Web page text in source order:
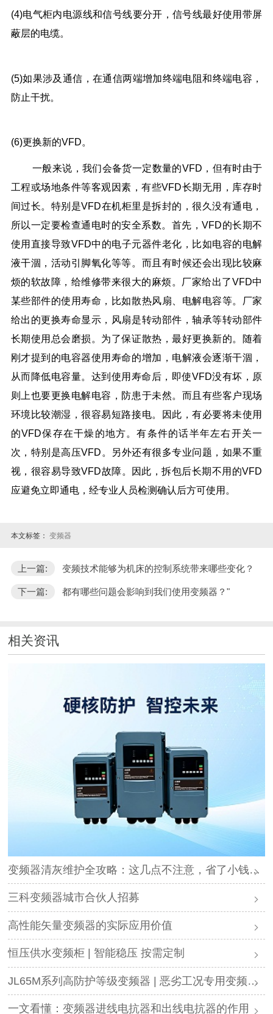
(4)电气柜内电源线和信号线要分开，信号线最好使用带屏
蔽层的电缆。
(5)如果涉及通信，在通信两端增加终端电阻和终端电容，
防止干扰。
(6)更换新的VFD。
一般来说，我们会备货一定数量的VFD，但有时由于
工程或场地条件等客观因素，有些VFD长期无用，库存时
间过长。特别是VFD在机柜里是拆封的，很久没有通电，
所以一定要检查通电时的安全系数。首先，VFD的长期不
使用直接导致VFD中的电子元器件老化，比如电容的电解
液干涸，活动引脚氧化等等。而且有时候还会出现比较麻
烦的软故障，给维修带来很大的麻烦。厂家给出了VFD中
某些部件的使用寿命，比如散热风扇、电解电容等。厂家
给出的更换寿命显示，风扇是转动部件，轴承等转动部件
长期使用总会磨损。为了保证散热，最好更换新的。随着
刚才提到的电容器使用寿命的增加，电解液会逐渐干涸，
从而降低电容量。达到使用寿命后，即使VFD没有坏，原
则上也要更换电解电容，防患于未然。而且有些客户现场
环境比较潮湿，很容易短路接电。因此，有必要将未使用
的VFD保存在干燥的地方。有条件的话半年左右开关一
次，特别是高压VFD。另外还有很多专业问题，如果不重
视，很容易导致VFD故障。因此，拆包后长期不用的VFD
应避免立即通电，经专业人员检测确认后方可使用。
本文标签： 变频器
上一篇: 变频技术能够为机床的控制系统带来哪些变化？
下一篇: 都有哪些问题会影响到我们使用变频器？"
相关资讯
变频器清灰维护全攻略：这几点不注意，省了小钱却可能毁了设备
三科变频器城市合伙人招募
高性能矢量变频器的实际应用价值
恒压供水变频柜 | 智能稳压 按需定制
JL65M系列高防护等级变频器 | 恶劣工况专用变频解决方案
一文看懂：变频器进线电抗器和出线电抗器的作用